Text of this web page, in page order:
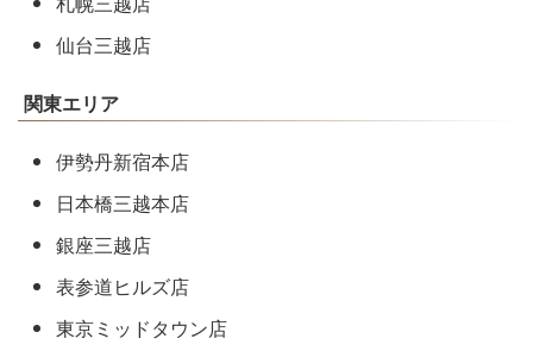
仙台三越店
関東エリア
伊勢丹新宿本店
日本橋三越本店
銀座三越店
表参道ヒルズ店
東京ミッドタウン店